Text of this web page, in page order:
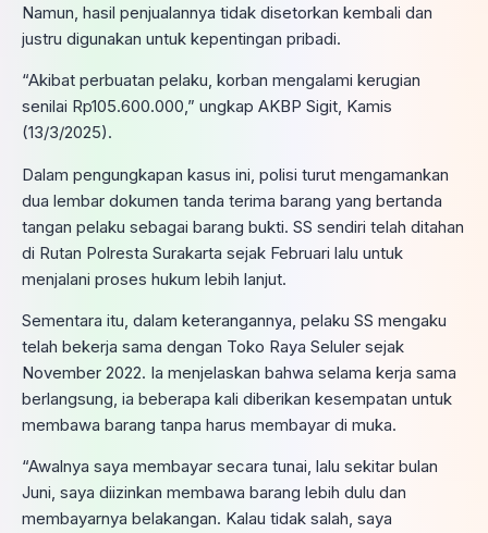
Namun, hasil penjualannya tidak disetorkan kembali dan
justru digunakan untuk kepentingan pribadi.
“Akibat perbuatan pelaku, korban mengalami kerugian
senilai Rp105.600.000,” ungkap AKBP Sigit, Kamis
(13/3/2025).
Dalam pengungkapan kasus ini, polisi turut mengamankan
dua lembar dokumen tanda terima barang yang bertanda
tangan pelaku sebagai barang bukti. SS sendiri telah ditahan
di Rutan Polresta Surakarta sejak Februari lalu untuk
menjalani proses hukum lebih lanjut.
Sementara itu, dalam keterangannya, pelaku SS mengaku
telah bekerja sama dengan Toko Raya Seluler sejak
November 2022. Ia menjelaskan bahwa selama kerja sama
berlangsung, ia beberapa kali diberikan kesempatan untuk
membawa barang tanpa harus membayar di muka.
“Awalnya saya membayar secara tunai, lalu sekitar bulan
Juni, saya diizinkan membawa barang lebih dulu dan
membayarnya belakangan. Kalau tidak salah, saya